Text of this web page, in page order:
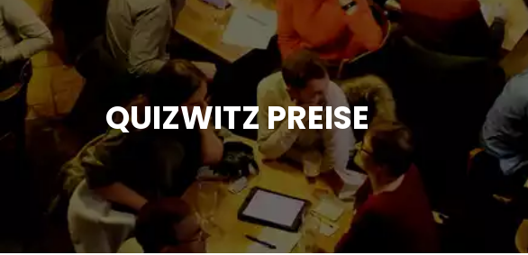
QUIZWITZ PREISE